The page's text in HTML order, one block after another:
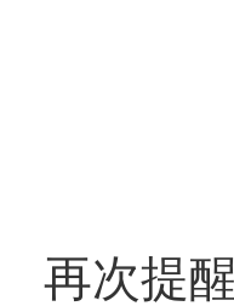
再次提